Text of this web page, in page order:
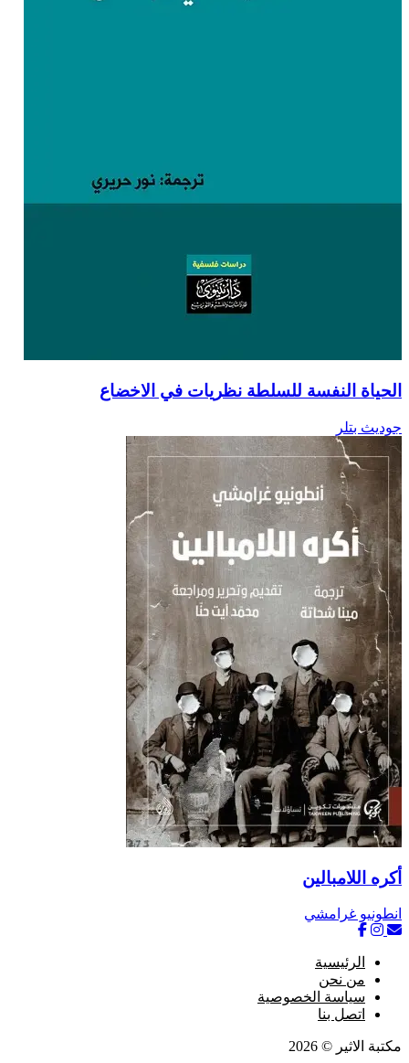
الحياة النفسة للسلطة نظريات في الاخضاع
جوديث بتلر
أكره اللامبالين
انطونيو غرامشي
الرئيسية
من نحن
سياسة الخصوصية
اتصل بنا
مكتبة الاثير © 2026